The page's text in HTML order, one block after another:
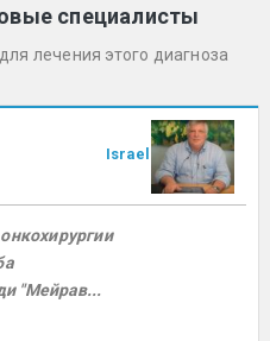
специалисты
лечения этого диагноза
Israel
"Мейрав...